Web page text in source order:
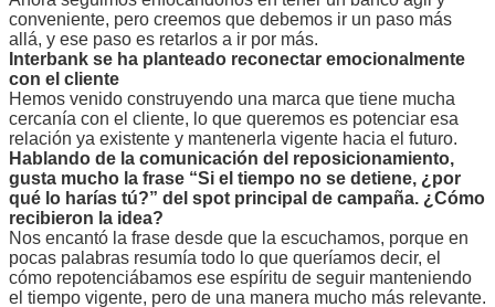
conveniente, pero creemos que debemos ir un paso más
allá, y ese paso es retarlos a ir por más.
Interbank se ha planteado reconectar emocionalmente
con el cliente
Hemos venido construyendo una marca que tiene mucha
cercanía con el cliente, lo que queremos es potenciar esa
relación ya existente y mantenerla vigente hacia el futuro.
Hablando de la comunicación del reposicionamiento,
gusta mucho la frase “Si el tiempo no se detiene, ¿por
qué lo harías tú?” del spot principal de campaña. ¿Cómo
recibieron la idea?
Nos encantó la frase desde que la escuchamos, porque en
pocas palabras resumía todo lo que queríamos decir, el
cómo repotenciábamos ese espíritu de seguir manteniendo
el tiempo vigente, pero de una manera mucho más relevante.